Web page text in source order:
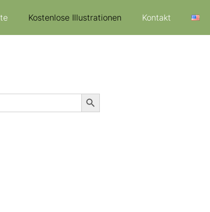
Kostenlose Illustrationen Kontakt
Search Button